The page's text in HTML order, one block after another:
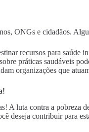
ONGs e cidadãos.
recursos para saúde
práticas saudáveis
organizações que
A luta contra a
deseja contribuir para